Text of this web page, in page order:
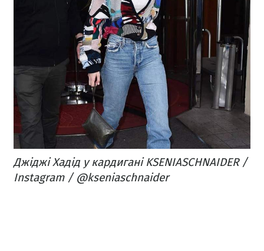
Джіджі Хадід у кардигані KSENIASCHNAIDER /
Instagram / @kseniaschnaider